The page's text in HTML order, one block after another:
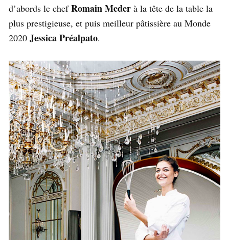
d’abords le chefRomain Meder à la tête de la table la
plus prestigieuse, et puis meilleur pâtissière au Monde
2020 Jessica Préalpato.